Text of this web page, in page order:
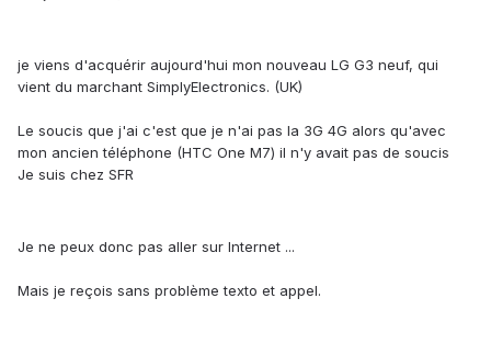
je viens d'acquérir aujourd'hui mon nouveau LG G3 neuf, qui
vient du marchant SimplyElectronics. (UK)
Le soucis que j'ai c'est que je n'ai pas la 3G 4G alors qu'avec
mon ancien téléphone (HTC One M7) il n'y avait pas de soucis
Je suis chez SFR
Je ne peux donc pas aller sur Internet ...
Mais je reçois sans problème texto et appel.